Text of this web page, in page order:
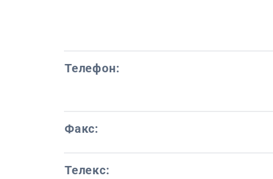
Телефон:
Факс:
Телекс: